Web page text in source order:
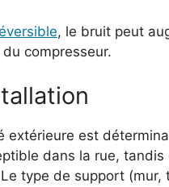
, le bruit peut
compresseur.
extérieure est
dans la rue, tandis
type de support